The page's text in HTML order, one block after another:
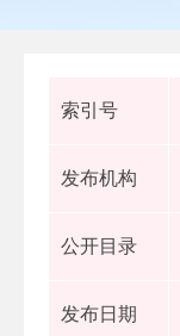
索引号
发布机构
公开目录
发布日期